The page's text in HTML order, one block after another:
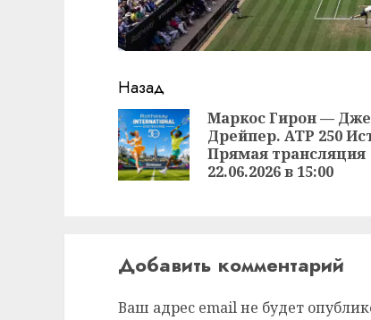
Продолжить
чтение
Назад
Маркос Гирон —
Дрейпер. ATP 250
Прямая трансляция
22.06.2026 в 15:00
Добавить комментарий
Ваш адрес email не будет